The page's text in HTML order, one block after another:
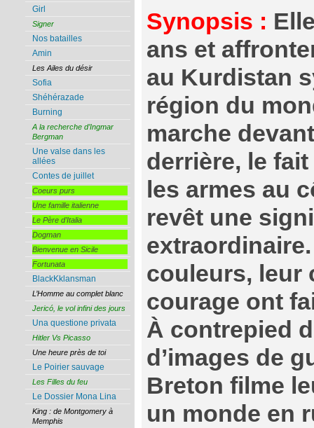
Synopsis :
ans et
au Kurdistan
région du
marche
derrière, le
les armes au
revêt une
couleurs, leur
courage ont
À contrepied
d’images de
Breton filme
un monde en
Girl
Signer
Nos batailles
Amin
Les Ailes du désir
Sofia
Shéhérazade
Burning
A la recherche d’Ingmar
Bergman
Une valse dans les
allées
Contes de juillet
Coeurs purs
Une famille italienne
Le Père d’Italia
Dogman
Bienvenue en Sicile
Fortunata
BlackKklansman
L’Homme au complet blanc
Jericó, le vol infini des jours
Una questione privata
Hitler Vs Picasso
Une heure près de toi
Le Poirier sauvage
Les Filles du feu
Le Dossier Mona Lina
King : de Montgomery à
Memphis